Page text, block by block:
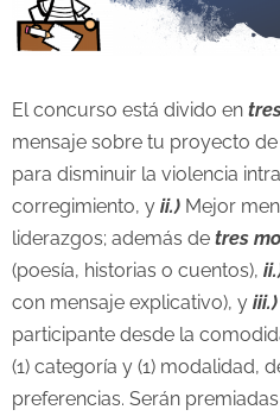
El concurso está divido en
mensaje sobre tu proyecto de
para disminuir la violencia
corregimiento, y ii.) Mejor
liderazgos; además de tres
(poesía, historias o cuentos),
con mensaje explicativo), y iii.)
participante desde la
(1) categoría y (1) modalidad,
preferencias. Serán